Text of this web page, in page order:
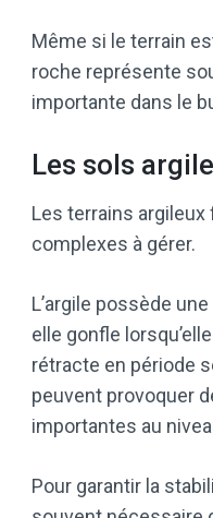
Même si le terrain
roche représente
importante dans le
Les sols
Les terrains
complexes à gérer.
L’argile possède
elle gonfle
rétracte en période
peuvent provoquer
importantes au
Pour garantir la